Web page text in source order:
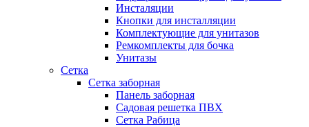
Инсталяции
Кнопки для инсталляции
Комплектующие для унитазов
Ремкомплекты для бочка
Унитазы
Сетка
Сетка заборная
Панель заборная
Садовая решетка ПВХ
Сетка Рабица